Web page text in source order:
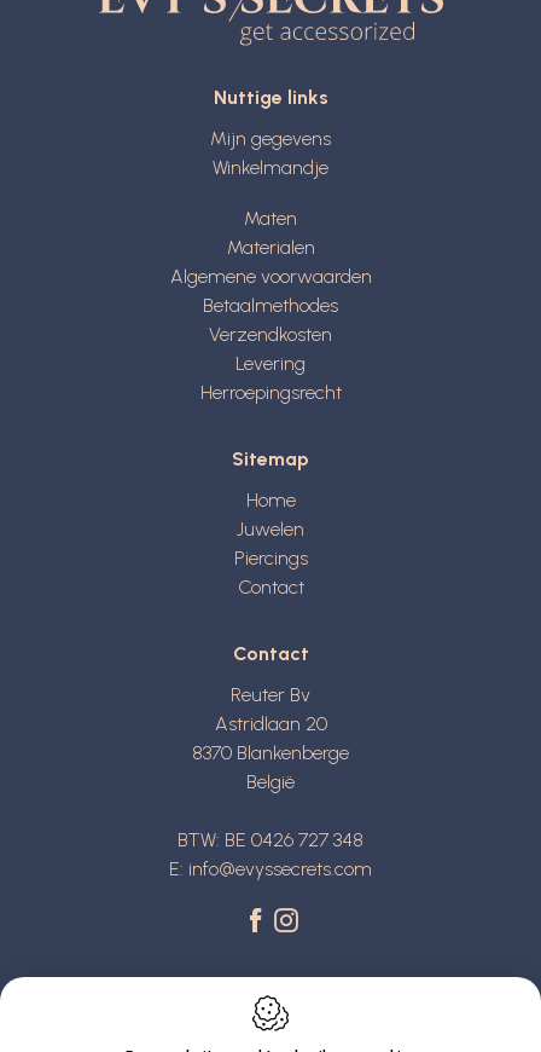
Nuttige links
Mijn gegevens
Winkelmandje
Maten
Materialen
Algemene voorwaarden
Betaalmethodes
Verzendkosten
Levering
Herroepingsrecht
Sitemap
Home
Juwelen
Piercings
Contact
Contact
Reuter Bv
Astridlaan 20
8370 Blankenberge
België
BTW: BE 0426 727 348
E: info@evyssecrets.com